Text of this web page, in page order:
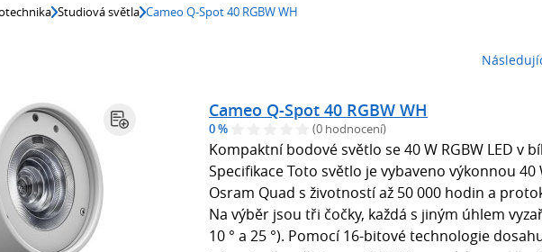
Studiová světla Cameo Q-Spot 40 RGBW WH
Cameo Q-Spot 40 RGBW WH
0 % (0 hodnocení)
Kompaktní bodové světlo se 40 W RGBW LED v
Specifikace Toto světlo je vybaveno výkonnou 40
Osram Quad s životností až 50 000 hodin a
Na výběr jsou tři čočky, každá s jiným úhlem
10 ° a 25 °). Pomocí 16-bitové technologie